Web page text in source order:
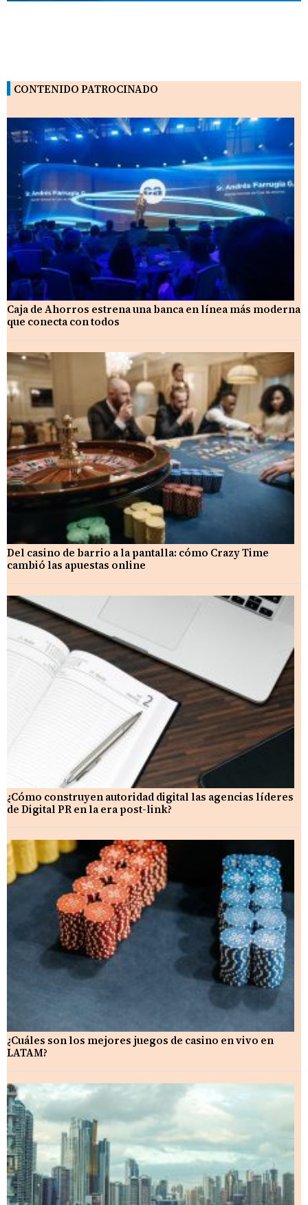
CONTENIDO PATROCINADO
Caja de Ahorros estrena una banca en línea más moderna
que conecta con todos
Del casino de barrio a la pantalla: cómo Crazy Time
cambió las apuestas online
¿Cómo construyen autoridad digital las agencias líderes
de Digital PR en la era post-link?
¿Cuáles son los mejores juegos de casino en vivo en
LATAM?